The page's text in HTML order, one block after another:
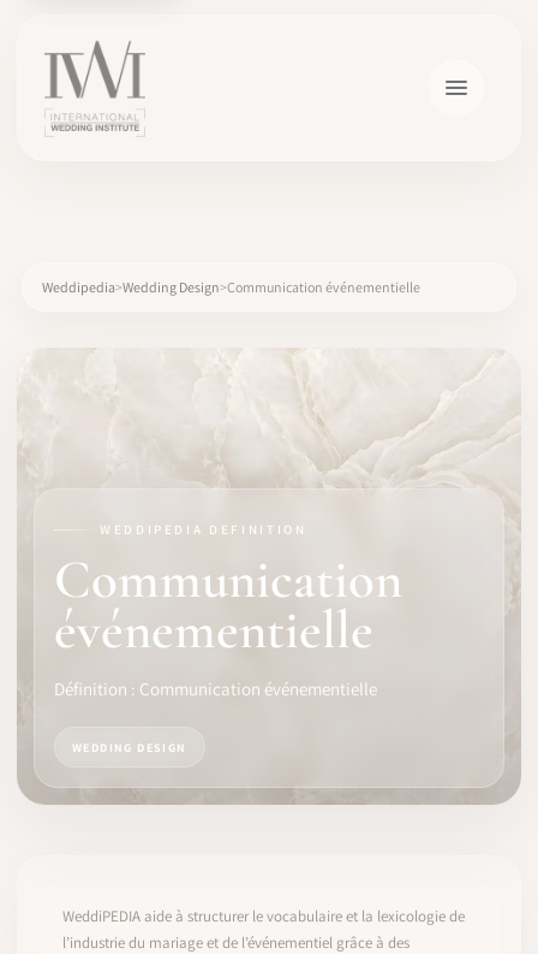
FORMATION
LOGICIEL
IDENTITÉ PRO
Weddipedia Wedding Design Communication événementielle
WEDDIPEDIA DEFINITION
Communication
événementielle
Définition : Communication événementielle
WEDDING DESIGN
WeddiPEDIA aide à structurer le vocabulaire et la lexicologie de
l’industrie du mariage et de l’événementiel grâce à des